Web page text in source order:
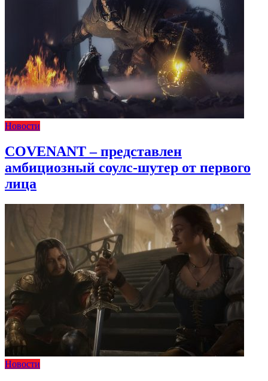
Новости
COVENANT – представлен
амбициозный соулс-шутер от первого
лица
Новости